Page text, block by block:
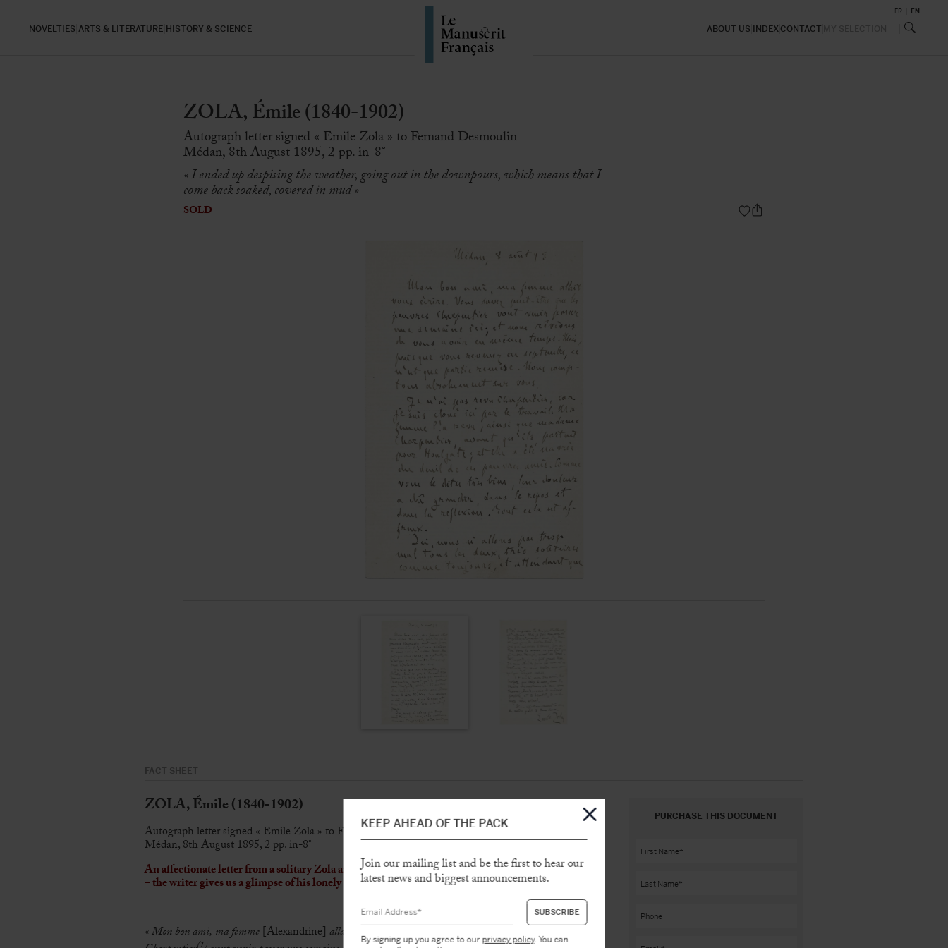
NOVELTIES ARTS & LITERATURE HISTORY & SCIENCE ABOUT US INDEXCONTACT
FR EN
ZOLA, Émile (1840-1902)
Autograph letter signed « Emile Zola » to Fernand Desmoulin
Médan, 8th August 1895, 2 pp. in-8°
« I ended up despising the weather, going out in the downpours, which means that I
come back soaked, covered in mud »
SOLD
FACT SHEET
ZOLA, Émile (1840-1902)
Autograph letter signed « Emile Zola » to Fernand Desmoulin
Médan, 8th August 1895, 2 pp. in-8°
An affectionate letter from a solitary Zola and, as always, immersed in the writing of his novels
– the writer gives us a glimpse of his lonely life and his passion for cycling
« Mon bon ami, ma femme[Alexandrine] allait vous écrire. Vous savez peut-être que les pauvres
PURCHASE THIS DOCUMENT
KEEP AHEAD OF THE PACK
Join our mailing list and be the first to hear our
latest news and biggest announcements.
By signing up you agree to ourprivacy policy. You can